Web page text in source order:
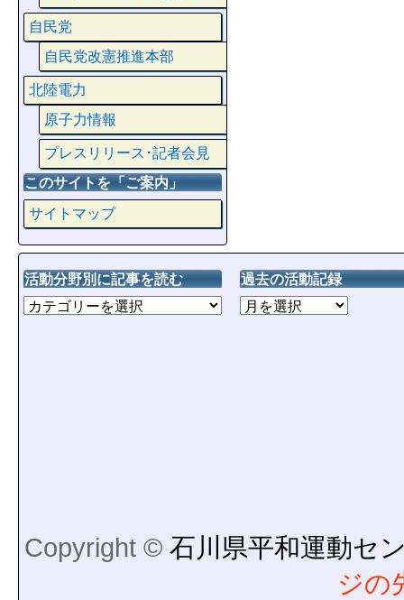
自民党
自民党改憲推進本部
北陸電力
原子力情報
プレスリリース･記者会見
このサイトを「ご案内」
サイトマップ
活動分野別に記事を読む 過去の活動記録
Copyright © 石川県平和運動セ
ジの